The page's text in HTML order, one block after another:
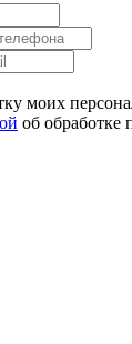
моих
об обработке